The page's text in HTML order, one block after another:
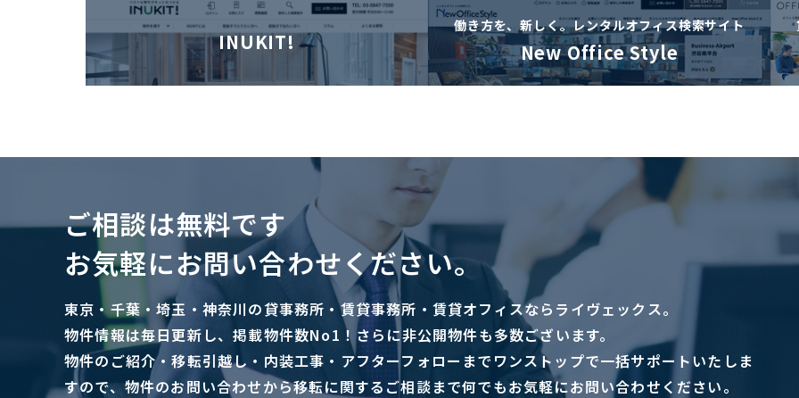
INUKIT!
働き方を、新しく。レンタルオフィス検索サイト
New Office Style
ご相談は無料です
お気軽にお問い合わせください。
東京・千葉・埼玉・神奈川の貸事務所・賃貸事務所・賃貸オフィスならライヴェックス。
物件情報は毎日更新し、掲載物件数No1！さらに非公開物件も多数ございます。
物件のご紹介・移転引越し・内装工事・アフターフォローまでワンストップで一括サポートいたしま
すので、物件のお問い合わせから移転に関するご相談まで何でもお気軽にお問い合わせください。